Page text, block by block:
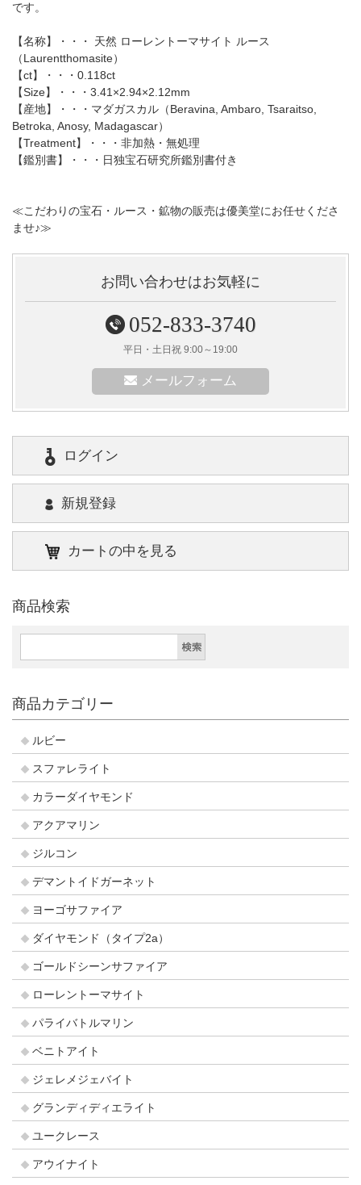
です。
【名称】・・・ 天然 ローレントーマサイト ルース
（Laurentthomasite）
【ct】・・・0.118ct
【Size】・・・3.41×2.94×2.12mm
【産地】・・・マダガスカル（Beravina, Ambaro, Tsaraitso,
Betroka, Anosy, Madagascar）
【Treatment】・・・非加熱・無処理
【鑑別書】・・・日独宝石研究所鑑別書付き
≪こだわりの宝石・ルース・鉱物の販売は優美堂にお任せくださ
ませ♪≫
お問い合わせはお気軽に
052-833-3740
平日・土日祝 9:00～19:00
メールフォーム
ログイン
新規登録
カートの中を見る
商品検索
商品カテゴリー
ルビー
スファレライト
カラーダイヤモンド
アクアマリン
ジルコン
デマントイドガーネット
ヨーゴサファイア
ダイヤモンド（タイプ2a）
ゴールドシーンサファイア
ローレントーマサイト
パライバトルマリン
ベニトアイト
ジェレメジェバイト
グランディディエライト
ユークレース
アウイナイト